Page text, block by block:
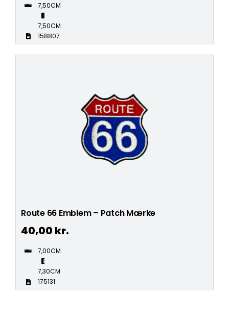
7,50CM
7,50CM
158807
Route 66 Emblem – Patch Mærke
40,00 kr.
7,00CM
7,30CM
175131